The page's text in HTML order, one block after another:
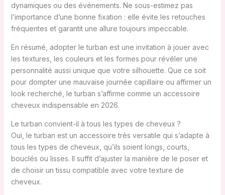
dynamiques ou des événements. Ne sous-estimez pas
l’importance d’une bonne fixation : elle évite les retouches
fréquentes et garantit une allure toujours impeccable.
En résumé, adopter le turban est une invitation à jouer avec
les textures, les couleurs et les formes pour révéler une
personnalité aussi unique que votre silhouette. Que ce soit
pour dompter une mauvaise journée capillaire ou affirmer un
look recherché, le turban s’affirme comme un accessoire
cheveux indispensable en 2026.
Le turban convient-il à tous les types de cheveux ?
Oui, le turban est un accessoire très versatile qui s’adapte à
tous les types de cheveux, qu’ils soient longs, courts,
bouclés ou lisses. Il suffit d’ajuster la manière de le poser et
de choisir un tissu compatible avec votre texture de
cheveux.